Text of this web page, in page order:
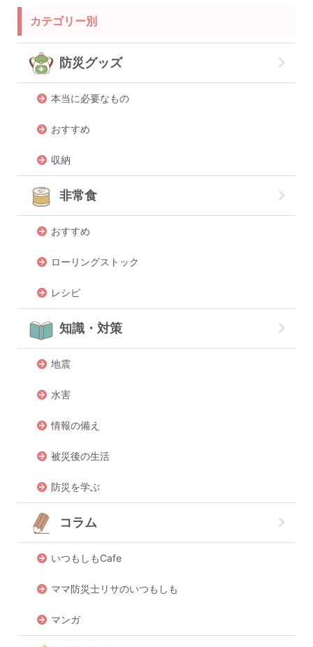
カテゴリー別
防災グッズ
本当に必要なもの
おすすめ
収納
非常食
おすすめ
ローリングストック
レシピ
知識・対策
地震
水害
情報の備え
被災後の生活
防災を学ぶ
コラム
いつもしもCafe
ママ防災士リサのいつもしも
マンガ